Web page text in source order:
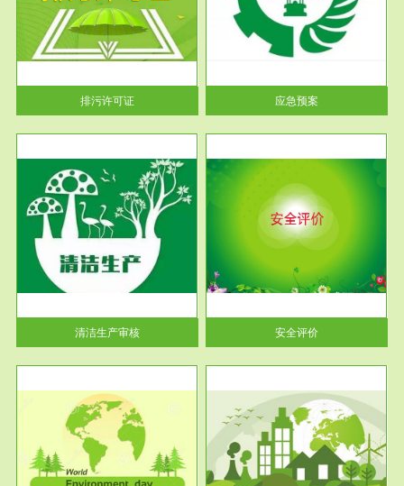
排污许可证
应急预案
根据《中华人民共和国环境保护
法》第十九条 企业事业单位应
当按照...
应急预案
清洁生产审核
服务范围
安全评价
安全评价安全评价目的是查找、
分析和预测工程、系统、生产经
营活...
安全评价
服务范围
VOCs在线监测